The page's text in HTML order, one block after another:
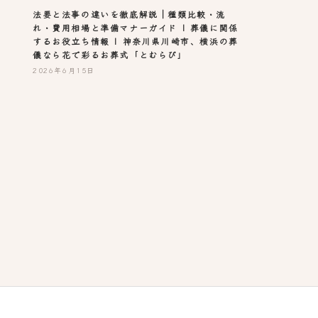
法要と法事の違いを徹底解説｜種類比較・流
れ・費用相場と準備マナーガイド | 葬儀に関係
するお役立ち情報 | 神奈川県川崎市、横浜の葬
儀なら花で彩るお葬式「とむらび」
2026年6月15日